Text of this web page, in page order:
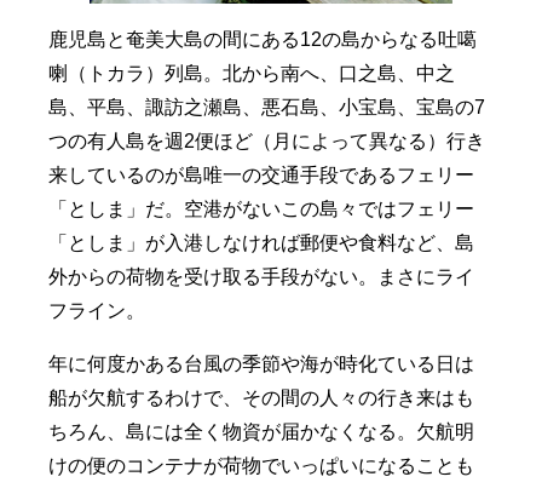
鹿児島と奄美大島の間にある12の島からなる吐噶
喇（トカラ）列島。北から南へ、口之島、中之
島、平島、諏訪之瀬島、悪石島、小宝島、宝島の7
つの有人島を週2便ほど（月によって異なる）行き
来しているのが島唯一の交通手段であるフェリー
「としま」だ。空港がないこの島々ではフェリー
「としま」が入港しなければ郵便や食料など、島
外からの荷物を受け取る手段がない。まさにライ
フライン。
年に何度かある台風の季節や海が時化ている日は
船が欠航するわけで、その間の人々の行き来はも
ちろん、島には全く物資が届かなくなる。欠航明
けの便のコンテナが荷物でいっぱいになることも